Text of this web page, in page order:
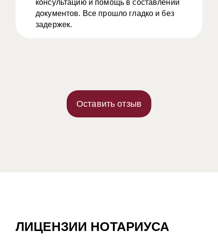
консультацию и помощь в составлении
документов. Все прошло гладко и без
задержек.
Оставить отзыв
ЛИЦЕНЗИИ НОТАРИУСА